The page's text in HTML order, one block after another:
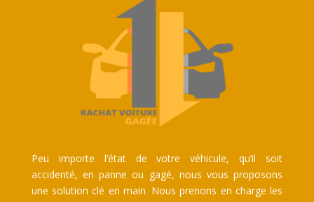
Peu importe l’état de votre véhicule, qu’il soit
accidenté, en panne ou gagé, nous vous proposons
une solution clé en main. Nous prenons en charge les